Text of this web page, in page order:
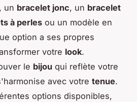
, un bracelet jonc, un bracelet
à perles ou un modèle en
option a ses propres
votre look.
le bijou qui reflète votre
avec votre tenue.
options disponibles,